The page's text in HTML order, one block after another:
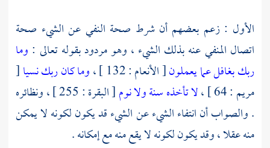
الأول : زعم بعضهم أن شرط صحة النفي عن الشيء صحة
اتصال المنفي عنه بذلك الشيء ، وهو مردود بقوله تعالى : وما
ربك بغافل عما يعملون[ الأنعام : 132 ] ، وما كان ربك نسيا[
مريم : 64 ] ،
لا تأخذه سنة ولا نوم
[ البقرة : 255 ] ، ونظائره
. والصواب أن انتفاء الشيء عن الشيء قد يكون لكونه لا يمكن
منه عقلا ، وقد يكون لكونه لا يقع منه مع إمكانه .